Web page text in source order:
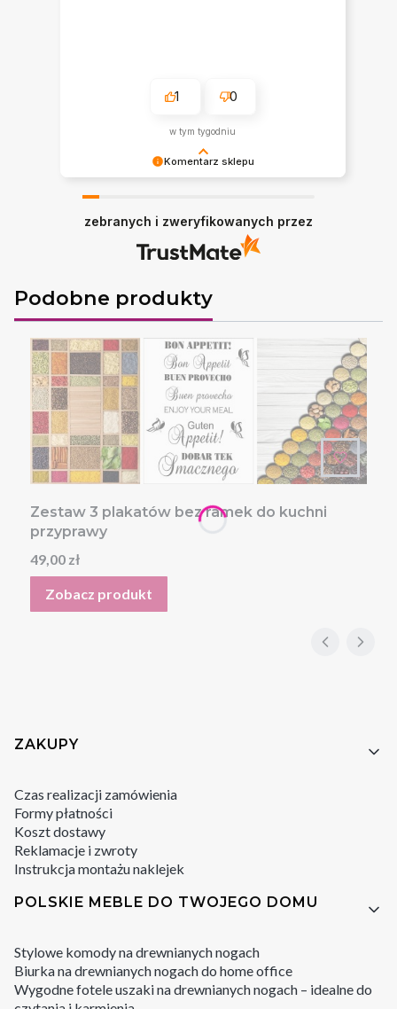
Komentarz sklepu
1 0
w tym tygodniu
zebranych i zweryfikowanych przez
Podobne produkty
Zestaw 3 plakatów bez ramek do kuchni
przyprawy
Cena
49,00 zł
Zobacz produkt
Linki w stopce
ZAKUPY
Czas realizacji zamówienia
Formy płatności
Koszt dostawy
Reklamacje i zwroty
Instrukcja montażu naklejek
POLSKIE MEBLE DO TWOJEGO DOMU
Stylowe komody na drewnianych nogach
Biurka na drewnianych nogach do home office
Wygodne fotele uszaki na drewnianych nogach – idealne do